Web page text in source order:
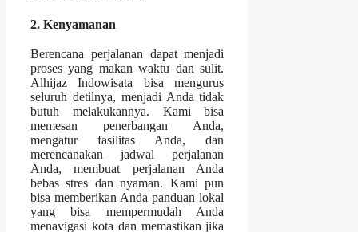
2. Kenyamanan
Berencana perjalanan dapat menjadi
proses yang makan waktu dan sulit.
Alhijaz Indowisata bisa mengurus
seluruh detilnya, menjadi Anda tidak
butuh melakukannya. Kami bisa
memesan penerbangan Anda,
mengatur fasilitas Anda, dan
merencanakan jadwal perjalanan
Anda, membuat perjalanan Anda
bebas stres dan nyaman. Kami pun
bisa memberikan Anda panduan lokal
yang bisa mempermudah Anda
menavigasi kota dan memastikan jika